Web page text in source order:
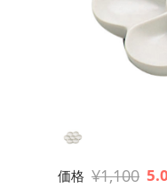
価格 ¥1,100